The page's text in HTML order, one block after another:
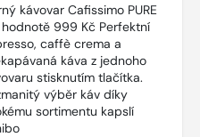
kávovar Cafissimo PURE
999 Kč Perfektní
caffè crema a
káva z jednoho
stisknutím tlačítka.
výběr káv díky
sortimentu kapslí